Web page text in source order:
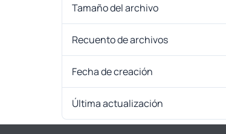
Tamaño del archivo
Recuento de archivos
Fecha de creación
Última actualización